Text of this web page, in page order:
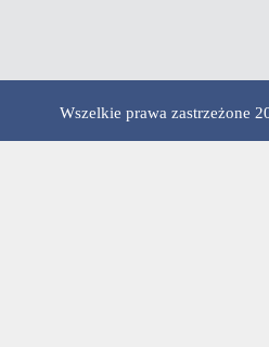
Wszelkie prawa zastrzeżone